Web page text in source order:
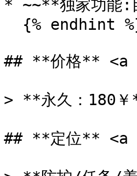
* ~~**独家功能:
## **价格**
> **永久：180
## **定位**